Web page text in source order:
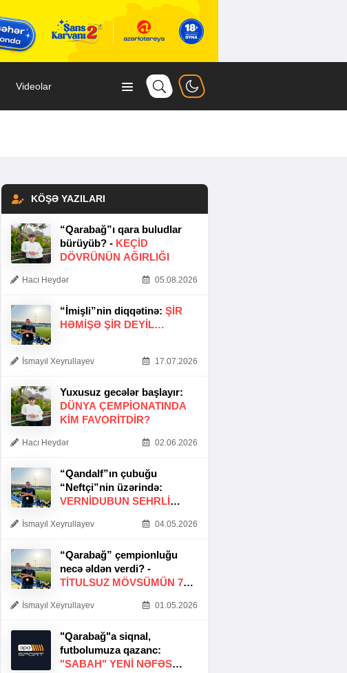
Videolar
KÖŞƏ YAZILARI
“Qarabağ”ı qara buludlar
bürüyüb? - KEÇID
DÖVRÜNÜN AĞIRLIĞI
Hacı Heydər 05.08.2026
“İmişli”nin diqqətinə: ŞIR
HƏMIŞƏ ŞIR DEYIL…
İsmayıl Xeyrullayev 17.07.2026
Yuxusuz gecələr başlayır:
DÜNYA ÇEMPIONATINDA
KIM FAVORITDIR?
Hacı Heydər 02.06.2026
“Qandalf”ın çubuğu
“Neftçi”nin üzərində:
VERNİDUBUN SEHRLİ
İsmayıl Xeyrullayev 04.05.2026
“Qarabağ” çempionluğu
necə əldən verdi? -
TITULSUZ MÖVSÜMÜN 7
İsmayıl Xeyrullayev 01.05.2026
"Qarabağ"a siqnal,
futbolumuza qazanc:
"SABAH" YENI NƏFƏS